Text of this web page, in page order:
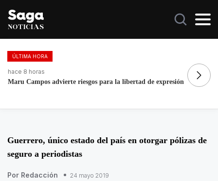
ÚLTIMA HORA
hace 8 horas
Asesinan al influencer César Gastélum durante transmisión en
Guerrero, único estado del país en otorgar pólizas de
seguro a periodistas
Por Redacción 24 mayo 2019